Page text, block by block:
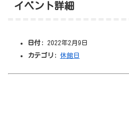
イベント詳細
日付:
2022年2月9日
カテゴリ:
休館日